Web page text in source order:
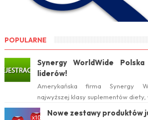
POPULARNE
Synergy WorldWide
liderów!
Amerykańska firma Synergy
najwyższej klasy suplementów
już w tym roku. Serwis internetow...
Nowe zestawy produktów